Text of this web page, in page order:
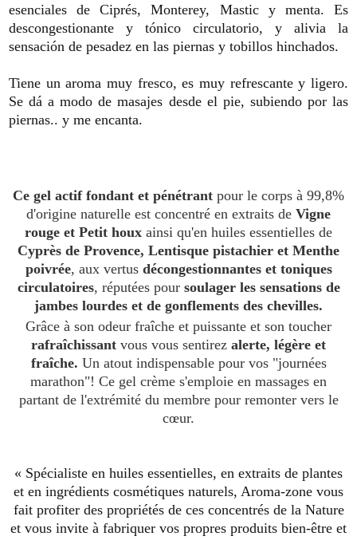
esenciales de Ciprés, Monterey, Mastic y menta. Es
descongestionante y tónico circulatorio, y alivia la
sensación de pesadez en las piernas y tobillos hinchados.
Tiene un aroma muy fresco, es muy refrescante y ligero.
Se dá a modo de masajes desde el pie, subiendo por las
piernas.. y me encanta.
Ce gel actif fondant et pénétrant pour le corps à 99,8%
d'origine naturelle est concentré en extraits de Vigne
rouge et Petit houx ainsi qu'en huiles essentielles de
Cyprès de Provence, Lentisque pistachier et Menthe
poivrée, aux vertus décongestionnantes et toniques
circulatoires, réputées pour soulager les sensations de
jambes lourdes et de gonflements des chevilles.
Grâce à son odeur fraîche et puissante et son toucher
rafraîchissant vous vous sentirez alerte, légère et
fraîche. Un atout indispensable pour vos "journées
marathon"! Ce gel crème s'emploie en massages en
partant de l'extrémité du membre pour remonter vers le
cœur.
« Spécialiste en huiles essentielles, en extraits de plantes
et en ingrédients cosmétiques naturels, Aroma-zone vous
fait profiter des propriétés de ces concentrés de la Nature
et vous invite à fabriquer vos propres produits bien-être et